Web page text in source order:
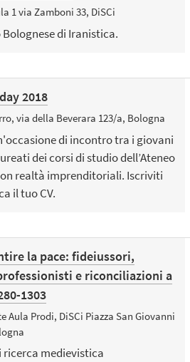
1 via Zamboni 33, DiSCi
Bolognese di Iranistica.
2018
via della Beverara 123/a, Bologna
di incontro tra i giovani
dei corsi di studio dell’Ateneo
realtà imprenditoriali. Iscriviti
il tuo CV.
la pace: fideiussori,
e riconciliazioni a
1303
Aula Prodi, DiSCi Piazza San Giovanni
ricerca medievistica